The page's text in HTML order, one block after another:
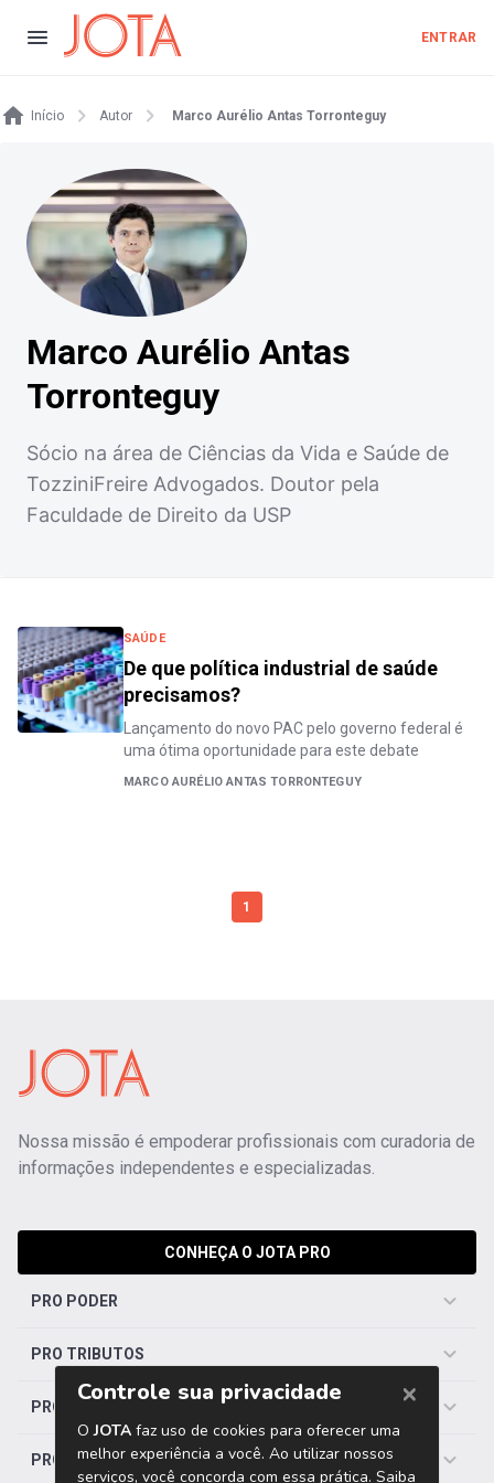
ENTRAR
Início Autor Marco Aurélio Antas Torronteguy
Marco Aurélio Antas
Torronteguy
Sócio na área de Ciências da Vida e Saúde de
TozziniFreire Advogados. Doutor pela
Faculdade de Direito da USP
SAÚDE
De que política industrial de saúde
precisamos?
Lançamento do novo PAC pelo governo federal é
uma ótima oportunidade para este debate
MARCO AURÉLIO ANTAS TORRONTEGUY
1
Nossa missão é empoderar profissionais com curadoria de
informações independentes e especializadas.
CONHEÇA O JOTA PRO
PRO PODER
PRO TRIBUTOS
PRO TRABALHISTA
PRO SAÚDE